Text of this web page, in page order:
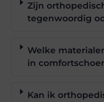
Zijn
tegenwoordig
Welke
in
Kan ik